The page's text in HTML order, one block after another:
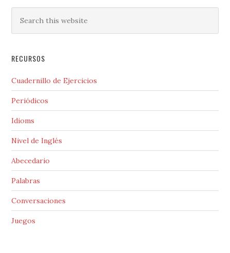
RECURSOS
Cuadernillo de Ejercicios
Periódicos
Idioms
Nivel de Inglés
Abecedario
Palabras
Conversaciones
Juegos